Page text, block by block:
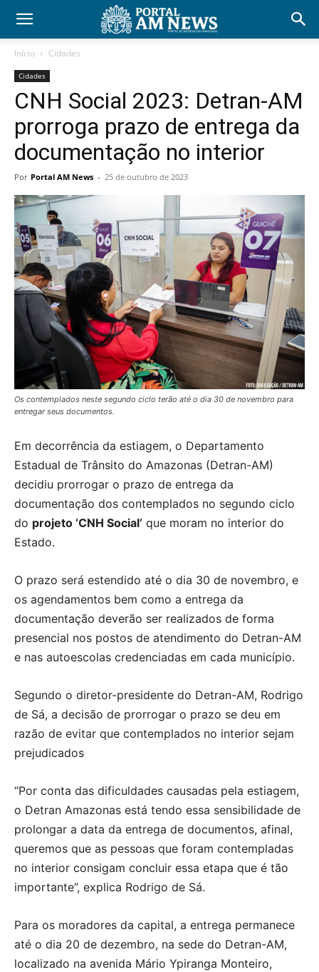
Início Cidades
Cidades
CNH Social 2023: Detran-AM
prorroga prazo de entrega da
documentação no interior
Por Portal AM News - 25 de outubro de 2023
Os contemplados neste segundo ciclo terão até o dia 30 de novembro para
entregar seus documentos.
Em decorrência da estiagem, o Departamento
Estadual de Trânsito do Amazonas (Detran-AM)
decidiu prorrogar o prazo de entrega da
documentação dos contemplados no segundo ciclo
do projeto ‘CNH Social’ que moram no interior do
Estado.
O prazo será estendido até o dia 30 de novembro, e
os agendamentos bem como a entrega da
documentação deverão ser realizados de forma
presencial nos postos de atendimento do Detran-AM
e nas autoescolas credenciadas em cada município.
Segundo o diretor-presidente do Detran-AM, Rodrigo
de Sá, a decisão de prorrogar o prazo se deu em
razão de evitar que contemplados no interior sejam
prejudicados
“Por conta das dificuldades causadas pela estiagem,
o Detran Amazonas está tendo essa sensibilidade de
prolongar a data da entrega de documentos, afinal,
queremos que as pessoas que foram contempladas
no interior consigam concluir essa etapa que é tão
importante”, explica Rodrigo de Sá.
Para os moradores da capital, a entrega permanece
até o dia 20 de dezembro, na sede do Detran-AM,
localizado na avenida Mário Ypiranga Monteiro,